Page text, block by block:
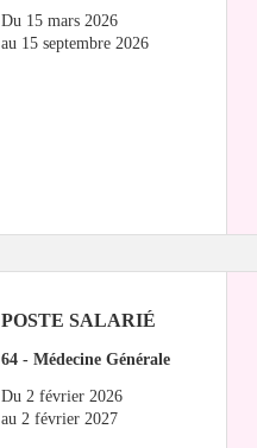
Du 15 mars 2026
au 15 septembre 2026
POSTE SALARIÉ
64 - Médecine Générale
Du 2 février 2026
au 2 février 2027